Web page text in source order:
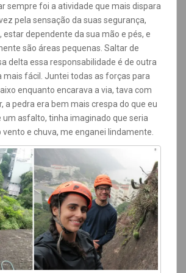
sempre foi a atividade que mais dispara
pela sensação da suas segurança,
estar dependente da sua mão e pés, e
são áreas pequenas. Saltar de
delta essa responsabilidade é de outra
mais fácil. Juntei todas as forças para
enquanto encarava a via, tava com
a pedra era bem mais crespa do que eu
um asfalto, tinha imaginado que seria
e chuva, me enganei lindamente.